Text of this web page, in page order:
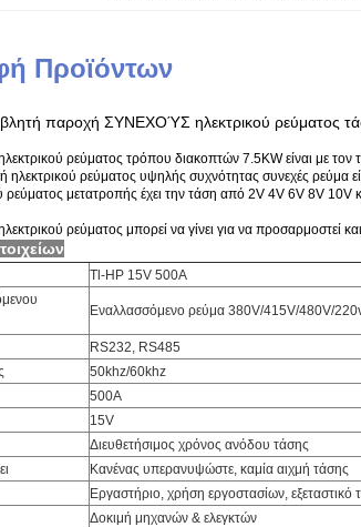
Προϊόντων
παροχή ΣΥΝΕΧΟΎΣ ηλεκτρικού ρεύματος
ρεύματος τρόπου διακοπτών 7.5KW είναι με τον
ηλεκτρικού ρεύματος υψηλής συχνότητας συνεχές ρεύμα
ρεύματος μετατροπής έχει την τάση από 2V 4V 6V 8V
ρεύματος μπορεί να γίνει για να προσαρμοστεί
Tl-HP 15V 500A
Εναλλασσόμενο ρεύμα 380V/415V/480V/
RS232, RS485
50khz/60khz
500A
15V
Διευθετήσιμος χρόνος ανόδου τάσης
Κανένας υπερανυψώστε, καμία αιχμή τάσης
Εργαστήριο, χρήση εργοστασίων, εξεταστικό
Δοκιμή μηχανών & ελεγκτών